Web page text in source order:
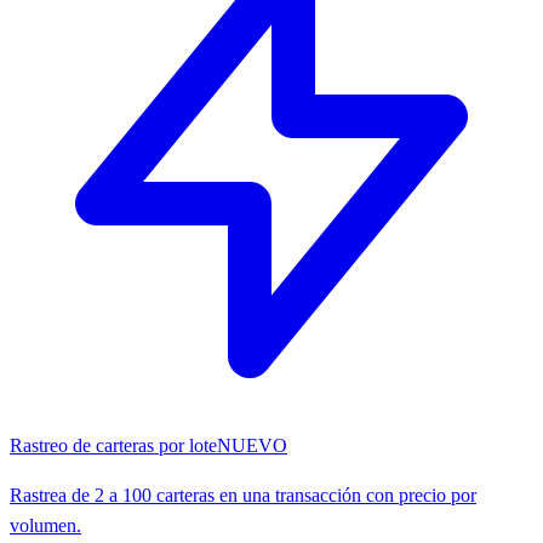
Rastreo de carteras por loteNUEVO
Rastrea de 2 a 100 carteras en una transacción con precio por
volumen.